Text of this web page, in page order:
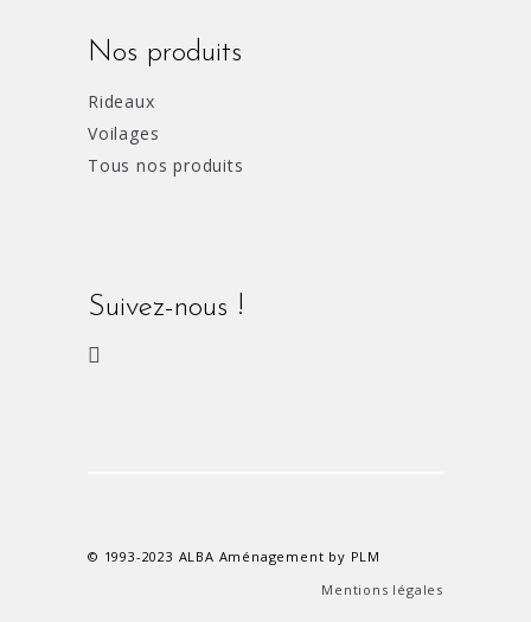
Nos produits
Rideaux
Voilages
Tous nos produits
Suivez-nous !
© 1993-2023 ALBA Aménagement by PLM
Mentions légales